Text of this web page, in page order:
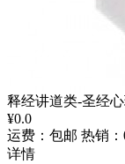
释经讲道类-圣经
¥0.0
运费：包邮 热销
详情